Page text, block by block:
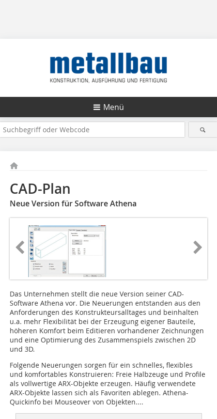
Menü
CAD-Plan
Neue Version für Software Athena
Das Unternehmen stellt die neue Version seiner CAD-
Software Athena vor. Die Neuerungen entstanden aus den
Anforderungen des Konstrukteursalltages und beinhalten
u.a. mehr Flexibilität bei der Erzeugung eigener Bauteile,
höheren Komfort beim Editieren vorhandener Zeichnungen
und eine Optimierung des Zusammenspiels zwischen 2D
und 3D.
Folgende Neuerungen sorgen für ein schnelles, flexibles
und komfortables Konstruieren: Freie Halbzeuge und Profile
als vollwertige ARX-Objekte erzeugen. Häufig verwendete
ARX-Objekte lassen sich als Favoriten ablegen. Athena-
Quickinfo bei Mouseover von Objekten....